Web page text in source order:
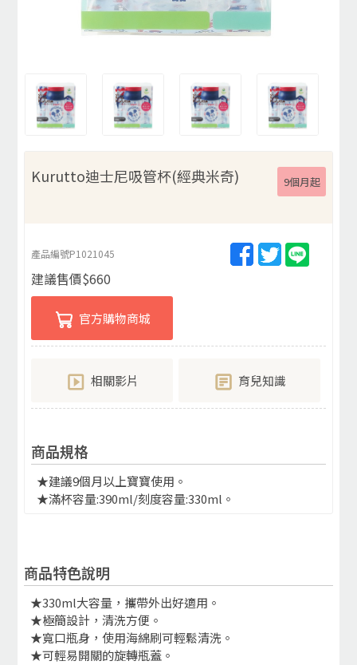
Kurutto迪士尼吸管杯(經典米奇) 9個月起
產品編號P1021045
建議售價$660
官方購物商城
相關影片 育兒知識
商品規格
★建議9個月以上寶寶使用。
★滿杯容量:390ml/刻度容量:330ml。
商品特色說明
★330ml大容量，攜帶外出好適用。
★極簡設計，清洗方便。
★寬口瓶身，使用海綿刷可輕鬆清洗。
★可輕易開關的旋轉瓶蓋。